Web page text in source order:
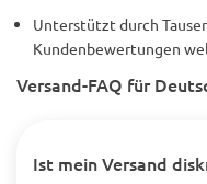
Unterstützt durch
Kundenbewertungen
Versand-FAQ für
Ist mein Versand